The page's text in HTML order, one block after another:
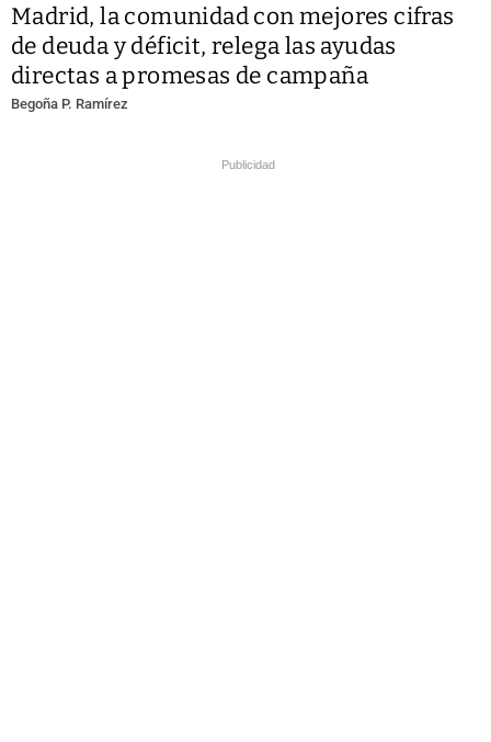
Madrid, la comunidad con mejores cifras
de deuda y déficit, relega las ayudas
directas a promesas de campaña
Begoña P. Ramírez
Publicidad